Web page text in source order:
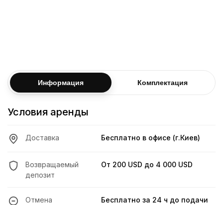
Информация Комплектация
Условия аренды
Доставка Бесплатно в офисе (г.Киев)
Возвращаемый
депозит
От 200 USD до 4 000 USD
Отмена Бесплатно за 24 ч до подачи